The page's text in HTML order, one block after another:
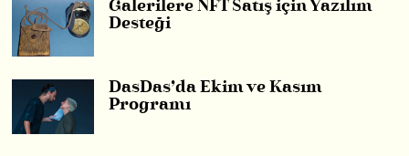
Galerilere NFT Satış için Yazılım
Desteği
DasDas’da Ekim ve Kasım
Programı